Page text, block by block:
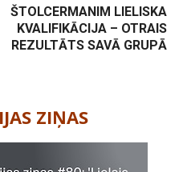
ŠTOLCERMANIM LIELISKA
KVALIFIKĀCIJA – OTRAIS
REZULTĀTS SAVĀ GRUPĀ
ZIŅAS